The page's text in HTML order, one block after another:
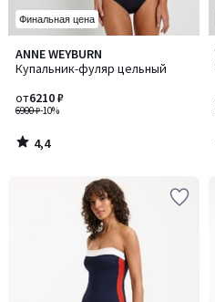
Финальная цена
ANNE WEYBURN
Купальник-фуляр цельный
6900 ₽-10%
от6210 ₽
4,4
/ 5
4,4
/